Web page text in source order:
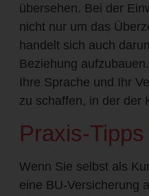
übersehen. Bei der
nicht nur um das
handelt sich auch
Beziehung
Ihre Sprache und Ihr
zu schaffen, in der der
Praxis-
Wenn Sie selbst als
eine BU-Versicherung